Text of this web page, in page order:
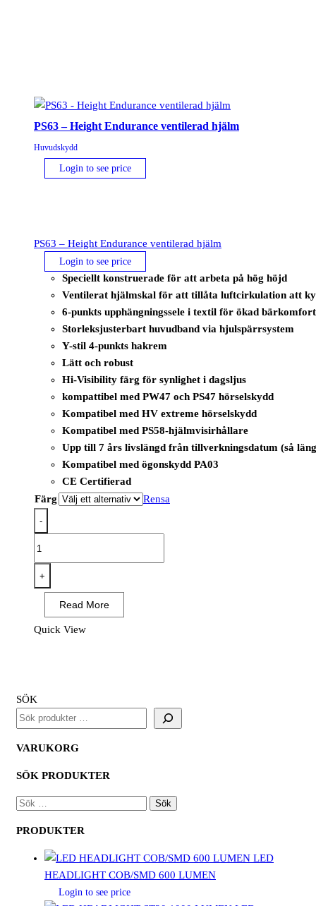
PS63 – Height Endurance ventilerad hjälm
Huvudskydd
Login to see price
PS63 – Height Endurance ventilerad hjälm
Login to see price
Speciellt konstruerade för att arbeta på hög höjd
Ventilerat hjälmskal för att tillåta luftcirkulation att
6-punkts upphängningssele i textil för ökad
Storleksjusterbart huvudband via hjulspärrsystem
Y-stil 4-punkts hakrem
Lätt och robust
Hi-Visibility färg för synlighet i dagsljus
kompattibel med PW47 och PS47 hörselskydd
Kompatibel med HV extreme hörselskydd
Kompatibel med PS58-hjälmvisirhållare
Upp till 7 års livslängd från tillverkningsdatum (så
Kompatibel med ögonskydd PA03
CE Certifierad
Färg
Rensa
-
Height
Endurance
ventilerad
hjälm
+
Read More
Quick View
SÖK
VARUKORG
SÖK PRODUKTER
SÖK
PRODUKTER
LED
HEADLIGHT COB/SMD 600 LUMEN
Login to see price